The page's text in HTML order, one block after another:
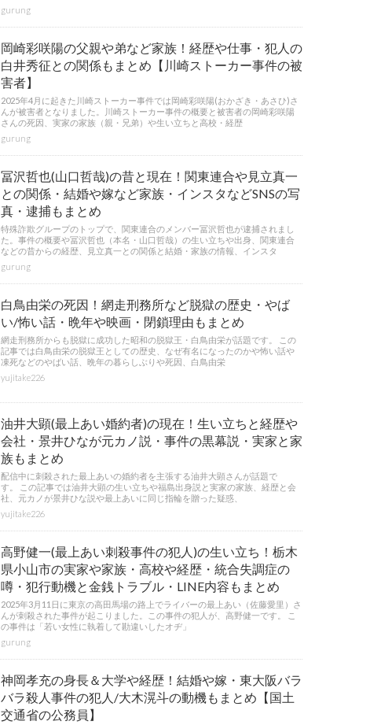
gurung
岡崎彩咲陽の父親や弟など家族！経歴や仕事・犯人の
白井秀征との関係もまとめ【川崎ストーカー事件の被
害者】
2025年4月に起きた川崎ストーカー事件では岡崎彩咲陽(おかざき・あさひ)さ
んが被害者となりました。川崎ストーカー事件の概要と被害者の岡崎彩咲陽
さんの死因、実家の家族（親・兄弟）や生い立ちと高校・経歴
gurung
冨沢哲也(山口哲哉)の昔と現在！関東連合や見立真一
との関係・結婚や嫁など家族・インスタなどSNSの写
真・逮捕もまとめ
特殊詐欺グループのトップで、関東連合のメンバー冨沢哲也が逮捕されまし
た。事件の概要や冨沢哲也（本名・山口哲哉）の生い立ちや出身、関東連合
などの昔からの経歴、見立真一との関係と結婚・家族の情報、インスタ
gurung
白鳥由栄の死因！網走刑務所など脱獄の歴史・やば
い/怖い話・晩年や映画・閉鎖理由もまとめ
網走刑務所からも脱獄に成功した昭和の脱獄王・白鳥由栄が話題です。 この
記事では白鳥由栄の脱獄王としての歴史、なぜ有名になったのかや怖い話や
凍死などのやばい話、晩年の暮らしぶりや死因、白鳥由栄
yujitake226
油井大顕(最上あい婚約者)の現在！生い立ちと経歴や
会社・景井ひなが元カノ説・事件の黒幕説・実家と家
族もまとめ
配信中に刺殺された最上あいの婚約者を主張する油井大顕さんが話題で
す。 この記事では油井大顕の生い立ちや福島出身説と実家の家族、経歴と会
社、元カノが景井ひな説や最上あいに同じ指輪を贈った疑惑、
yujitake226
高野健一(最上あい刺殺事件の犯人)の生い立ち！栃木
県小山市の実家や家族・高校や経歴・統合失調症の
噂・犯行動機と金銭トラブル・LINE内容もまとめ
2025年3月11日に東京の高田馬場の路上でライバーの最上あい（佐藤愛里）さ
んが刺殺された事件が起こりました。この事件の犯人が、高野健一です。 こ
の事件は「若い女性に執着して勘違いしたオヂ」
gurung
神岡孝充の身長＆大学や経歴！結婚や嫁・東大阪バラ
バラ殺人事件の犯人/大木滉斗の動機もまとめ【国土
交通省の公務員】